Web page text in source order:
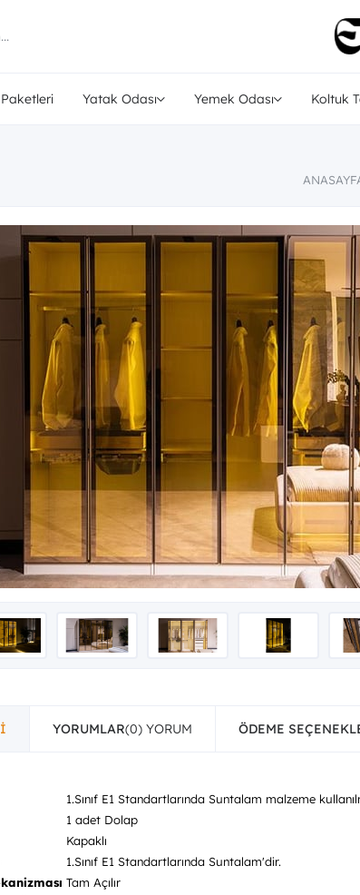
Yatak Odası Yemek Odası Koltuk
YORUMLAR(0) ÖDEME
1.Sınıf E1 Standartlarında Suntalam malzeme
1 adet Dolap
Kapaklı
1.Sınıf E1 Standartlarında Suntalam'dir.
Tam Açılır